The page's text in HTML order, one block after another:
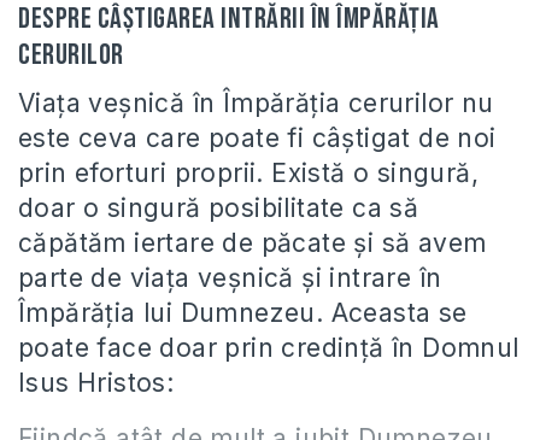
Despre câştigarea intrării în Împărăţia
cerurilor
Viaţa veşnică în Împărăţia cerurilor nu
este ceva care poate fi câştigat de noi
prin eforturi proprii. Există o singură,
doar o singură posibilitate ca să
căpătăm iertare de păcate şi să avem
parte de viaţa veşnică şi intrare în
Împărăţia lui Dumnezeu. Aceasta se
poate face doar prin credinţă în Domnul
Isus Hristos: